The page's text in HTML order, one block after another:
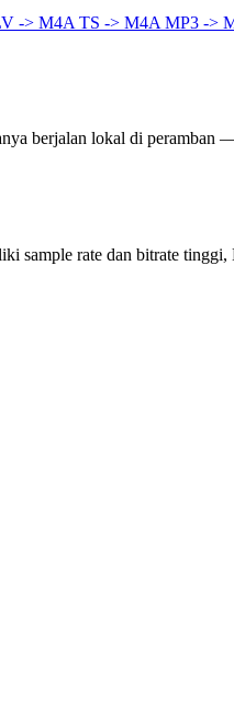
-> M4A TS -> M4A MP3 ->
berjalan lokal di peramban
sample rate dan bitrate